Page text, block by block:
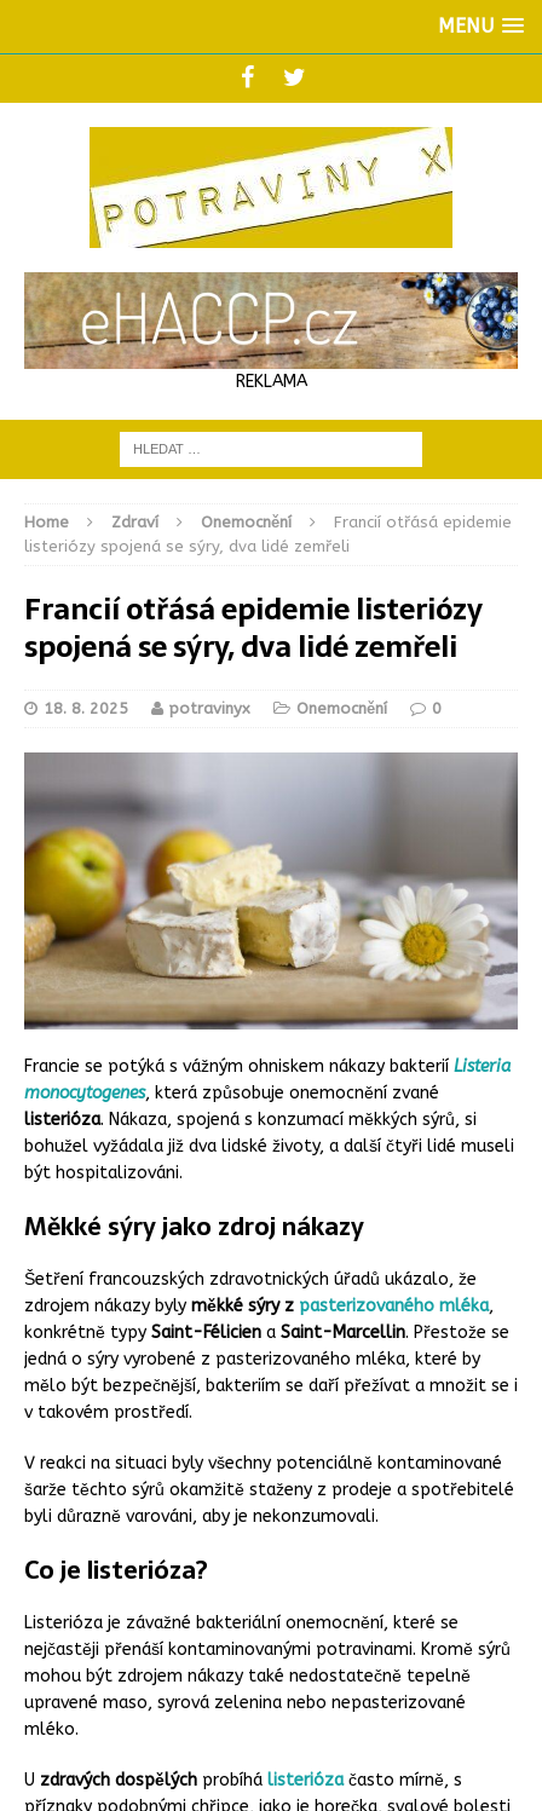
MENU
REKLAMA
Home Zdraví Onemocnění
Francií otřásá epidemie
listeriózy spojená se sýry, dva lidé zemřeli
Francií otřásá epidemie listeriózy
spojená se sýry, dva lidé zemřeli
18. 8. 2025 potravinyx Onemocnění 0
Francie se potýká s vážným ohniskem nákazy bakterií Listeria
monocytogenes, která způsobuje onemocnění zvané
listerióza. Nákaza, spojená s konzumací měkkých sýrů, si
bohužel vyžádala již dva lidské životy, a další čtyři lidé museli
být hospitalizováni.
Měkké sýry jako zdroj nákazy
Šetření francouzských zdravotnických úřadů ukázalo, že
zdrojem nákazy byly měkké sýry z pasterizovaného mléka,
konkrétně typy Saint-Félicien a Saint-Marcellin. Přestože se
jedná o sýry vyrobené z pasterizovaného mléka, které by
mělo být bezpečnější, bakteriím se daří přežívat a množit se i
v takovém prostředí.
V reakci na situaci byly všechny potenciálně kontaminované
šarže těchto sýrů okamžitě staženy z prodeje a spotřebitelé
byli důrazně varováni, aby je nekonzumovali.
Co je listerióza?
Listerióza je závažné bakteriální onemocnění, které se
nejčastěji přenáší kontaminovanými potravinami. Kromě sýrů
mohou být zdrojem nákazy také nedostatečně tepelně
upravené maso, syrová zelenina nebo nepasterizované
mléko.
U zdravých dospělých probíhá listeriózačasto mírně, s
příznaky podobnými chřipce, jako je horečka, svalové bolesti